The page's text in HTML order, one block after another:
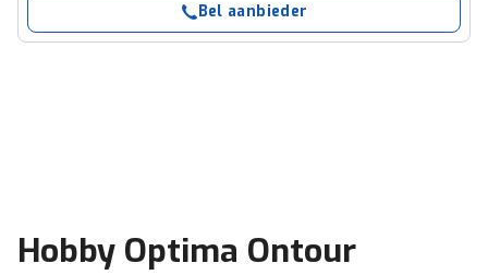
Bel aanbieder
Hobby Optima Ontour